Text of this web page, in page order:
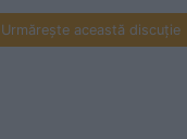
Urmăreşte această discuţie